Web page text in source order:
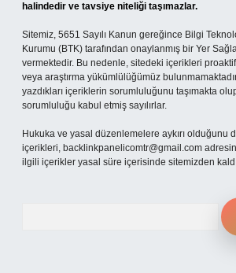
halindedir ve tavsiye niteliği taşımazlar.
Sitemiz, 5651 Sayılı Kanun gereğince Bilgi
Kurumu (BTK) tarafından onaylanmış bir Yer
vermektedir. Bu nedenle, sitedeki içerikleri
veya araştırma yükümlülüğümüz
yazdıkları içeriklerin sorumluluğunu taşımakta
sorumluluğu kabul etmiş sayılırlar.
Hukuka ve yasal düzenlemelere aykırı olduğunu
içerikleri, backlinkpanelicomtr@gmail.com
ilgili içerikler yasal süre içerisinde sitemizden